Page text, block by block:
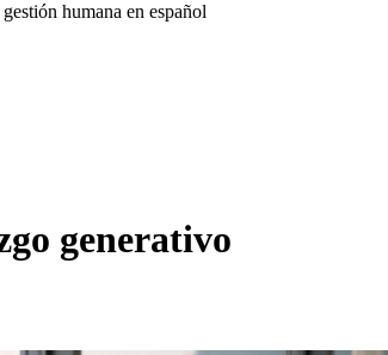
humana en español
generativo